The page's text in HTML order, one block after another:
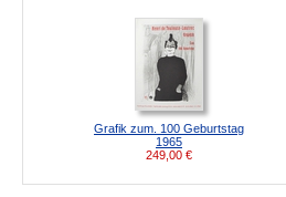
Grafik zum. 100 Geburtstag
1965
249,00 €